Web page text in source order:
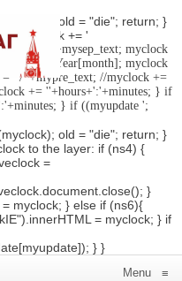
old = "die"; return; }
''; myclock += '
+= ' '+mysep_text; myclock
myclock
' / '+mypre_text; //myclock +=
+= ''+hours+':'+minutes; } if
} if ((myupdate ';
old = "die"; return; }
to the layer: if (ns4) {
=
}
myclock; } else if (ns6){
= myclock; } if
} }
Menu ≡